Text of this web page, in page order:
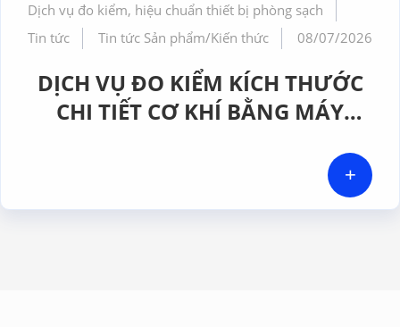
Dịch vụ đo kiểm, hiệu chuẩn thiết bị phòng sạch
Tin tức
Tin tức Sản phẩm/Kiến thức 08/07/2026
DỊCH VỤ ĐO KIỂM KÍCH THƯỚC
CHI TIẾT CƠ KHÍ BẰNG MÁY
+